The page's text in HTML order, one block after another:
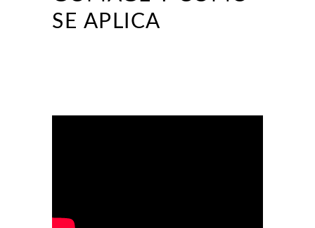
SE APLICA